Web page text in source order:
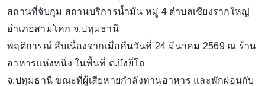
​สถานที่จับกุม สถานบริการน้ำมัน หมู่ 4 ตำบลเชียงรากใหญ่
อำเภอสามโคก จ.ปทุมธานี
​พฤติการณ์ สืบเนื่องจากเมื่อคืนวันที่ 24 มีนาคม 2569 ณ ร้าน
อาหารแห่งหนึ่ง ในพื้นที่ ต.บึงยี่โถ
จ.ปทุมธานี ขณะที่ผู้เสียหายกำลังทานอาหาร และพักผ่อนกับ